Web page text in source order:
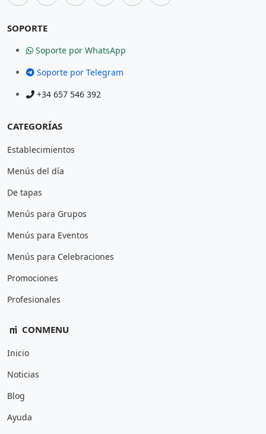
SOPORTE
Soporte por WhatsApp
Soporte por Telegram
+34 657 546 392
CATEGORÍAS
Establecimientos
Menús del día
De tapas
Menús para Grupos
Menús para Eventos
Menús para Celebraciones
Promociones
Profesionales
CONMENU
Inicio
Noticias
Blog
Ayuda